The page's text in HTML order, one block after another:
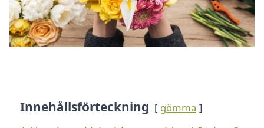
Innehållsförteckning gömma